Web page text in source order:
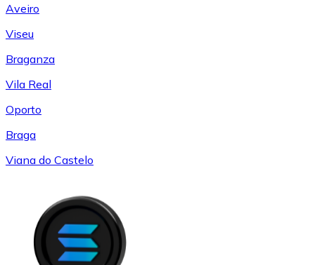
Aveiro
Viseu
Braganza
Vila Real
Oporto
Braga
Viana do Castelo